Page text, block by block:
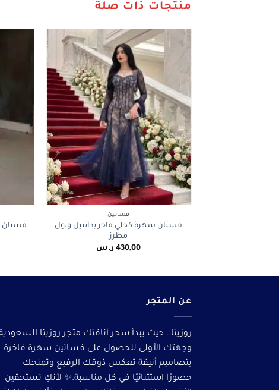
منتجات ذات صلة
+
فساتين
فستان سهرة كحلي فاخر بدانتيل وتول
مطرز
430,00 ر.س
فستان
عن المتجر
روزيتا.. حيث يبدأ سحر أناقتك متجر روزيتا
وجهتك الأولى للحصول على فساتين سهرة فاخرة
بتصاميم أنيقة تعكس ذوقك الرفيع وتمنحك
حضورًا استثنائيًا في كل مناسبة.✨ لأنكِ تستحقين